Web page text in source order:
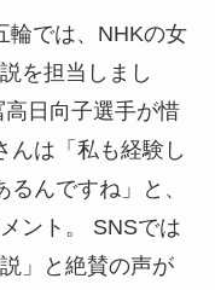
輪では、NHKの女
を担当しまし
日向子選手が惜
んは「私も経験し
んですね」と、
ント。 SNSでは
」と絶賛の声が